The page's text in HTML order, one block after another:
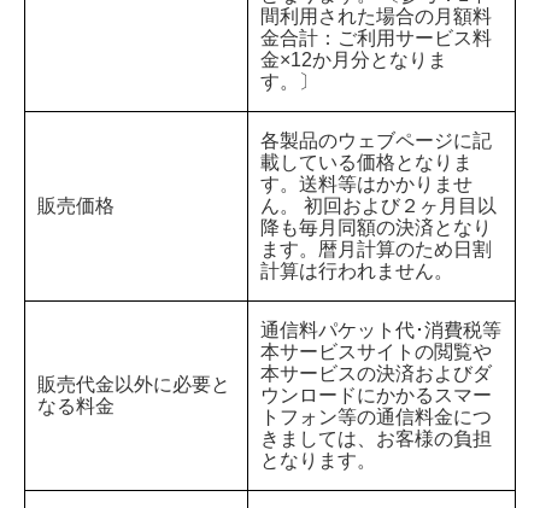
間利用された場合の月額料
金合計：ご利用サービス料
金×12か月分となりま
す。〕
販売価格
各製品のウェブページに記
載している価格となりま
す。送料等はかかりませ
ん。 初回および２ヶ月目以
降も毎月同額の決済となり
ます。暦月計算のため日割
計算は行われません。
販売代金以外に必要と
なる料金
通信料パケット代･消費税等
本サービスサイトの閲覧や
本サービスの決済およびダ
ウンロードにかかるスマー
トフォン等の通信料金につ
きましては、お客様の負担
となります。